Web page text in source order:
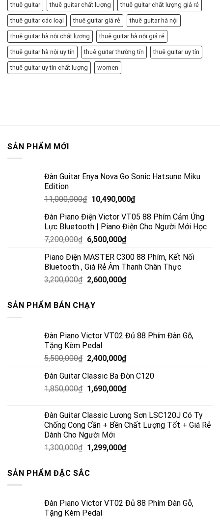
thuê guitar thuê guitar chất lượng thuê guitar chất lượng giá rẻ
thuê guitar các loại thuê guitar giá rẻ thuê guitar hà nội
thuê guitar hà nội chất lượng thuê guitar hà nội giá rẻ
thuê guitar hà nội uy tín thuê guitar thường tín thuê guitar uy tín
thuê guitar uy tín chất lượng women
SẢN PHẨM MỚI
Đàn Guitar Enya Nova Go Sonic Hatsune Miku
Edition
11,000,000₫ 10,490,000₫
Đàn Piano Điện Victor VT05 88 Phím Cảm Ứng
Lực Bluetooth | Piano Điện Cho Người Mới Học
7,200,000₫ 6,500,000₫
Piano Điện MASTER C300 88 Phím, Kết Nối
Bluetooth , Giá Rẻ Âm Thanh Chân Thực
3,200,000₫ 2,600,000₫
SẢN PHẨM BÁN CHẠY
Đàn Piano Victor VT02 Đủ 88 Phím Đàn Gỗ,
Tặng Kèm Pedal
5,500,000₫ 2,400,000₫
Đàn Guitar Classic Ba Đờn C120
1,850,000₫ 1,690,000₫
Đàn Guitar Classic Lương Sơn LSC120J Có Ty
Chống Cong Cần + Bền Chất Lượng Tốt + Giá Rẻ
Dành Cho Người Mới
1,300,000₫ 1,299,000₫
SẢN PHẨM ĐẶC SẮC
Đàn Piano Victor VT02 Đủ 88 Phím Đàn Gỗ,
Tặng Kèm Pedal